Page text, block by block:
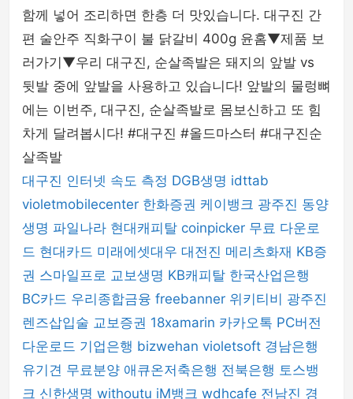
함께 넣어 조리하면 한층 더 맛있습니다. 대구진 간
편 술안주 직화구이 불 닭갈비 400g 윤홈▼제품 보
러가기▼우리 대구진, 순살족발은 돼지의 앞발 vs
뒷발 중에 앞발을 사용하고 있습니다! 앞발의 물렁뼈
에는 이번주, 대구진, 순살족발로 몸보신하고 또 힘
차게 달려봅시다! #대구진 #올드마스터 #대구진순
살족발
대구진 인터넷 속도 측정 DGB생명 idttab
violetmobilecenter 한화증권 케이뱅크 광주진 동양
생명 파일나라 현대캐피탈 coinpicker 무료 다운로
드 현대카드 미래에셋대우 대전진 메리츠화재 KB증
권 스마일프로 교보생명 KB캐피탈 한국산업은행
BC카드 우리종합금융 freebanner 위키티비 광주진
렌즈삽입술 교보증권 18xamarin 카카오톡 PC버전
다운로드 기업은행 bizwehan violetsoft 경남은행
유기견 무료분양 애큐온저축은행 전북은행 토스뱅
크 신한생명 withoutu iM뱅크 wdhcafe 전남진 경